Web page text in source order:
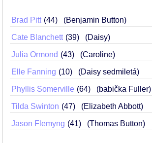
Brad Pitt 44 (Benjamin Button)
Cate Blanchett 39 (Daisy)
Julia Ormond 43 (Caroline)
Elle Fanning 10 (Daisy sedmiletá)
Phyllis Somerville 64 (babička Fuller)
Tilda Swinton 47 (Elizabeth Abbott)
Jason Flemyng 41 (Thomas Button)